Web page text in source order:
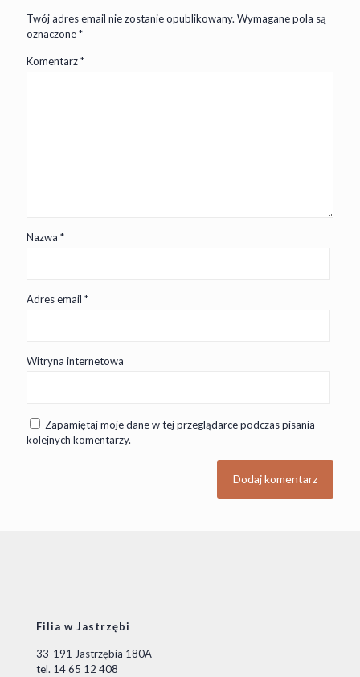
Twój adres email nie zostanie opublikowany. Wymagane pola są
oznaczone*
Komentarz*
Nazwa *
Adres email *
Witryna internetowa
Zapamiętaj moje dane w tej przeglądarce podczas pisania
kolejnych komentarzy.
Filia w Jastrzębi
33-191 Jastrzębia 180A
tel. 14 65 12 408